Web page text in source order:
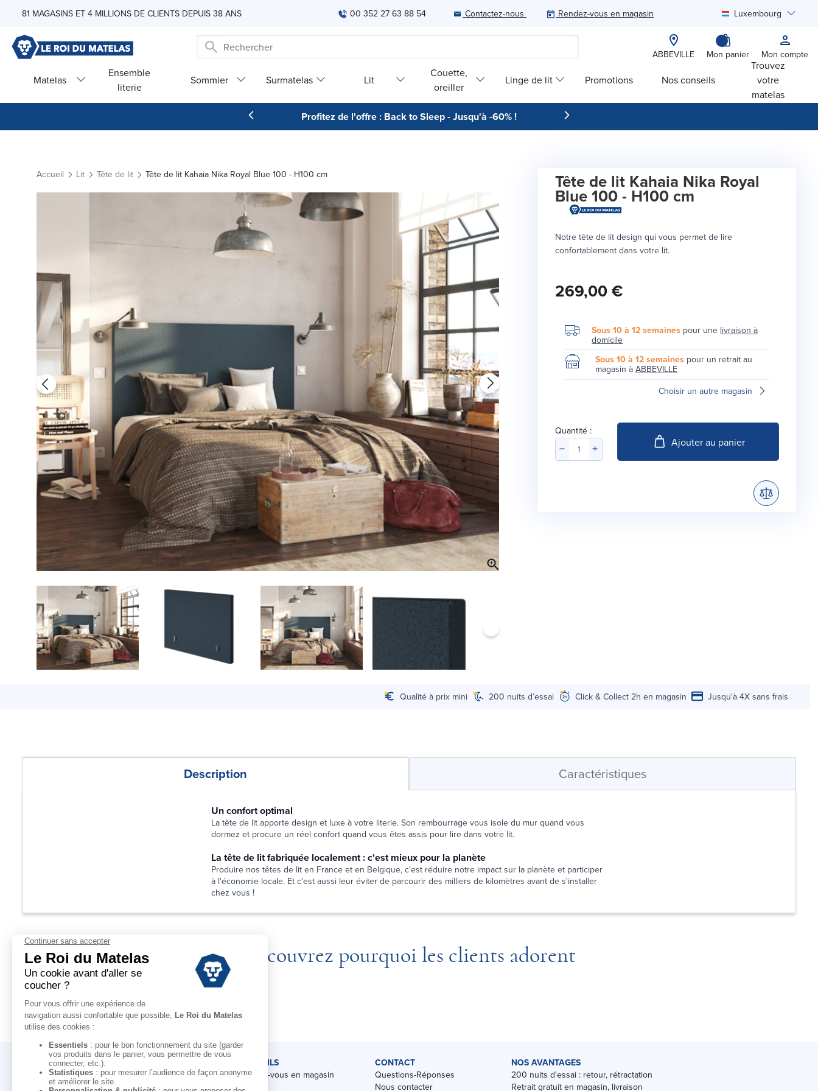
81 MAGASINS ET 4 MILLIONS DE CLIENTS DEPUIS 38 ANS 00 352 27 63 88 54 Contactez-nous Rendez-vous en magasin Luxembourg
ABBEVILLE Mon panier Mon compte
Matelas
Ensemble
literie
Sommier Surmatelas Lit
Couette,
oreiller
Linge de lit Promotions Nos conseils
Trouvez
votre
matelas
Profitez de l'offre : Back to Sleep - Jusqu'à -60% !
Accueil Lit Tête de lit Tête de lit Kahaia Nika Royal Blue 100 - H100 cm Tête de lit Kahaia Nika Royal
Blue 100 - H100 cm
Notre tête de lit design qui vous permet de lire
confortablement dans votre lit.
269,00 €
Sous 10 à 12 semaines pour une livraison à
domicile
Sous 10 à 12 semaines pour un retrait au
magasin à ABBEVILLE
Choisir un autre magasin
Quantité :
Ajouter au panier
Qualité à prix mini 200 nuits d’essai Click & Collect 2h en magasin Jusqu'à 4X sans frais
Description Caractéristiques
Un confort optimal
La tête de lit apporte design et luxe à votre literie. Son rembourrage vous isole du mur quand vous
dormez et procure un réel confort quand vous êtes assis pour lire dans votre lit.
La tête de lit fabriquée localement : c'est mieux pour la planète
Produire nos têtes de lit en France et en Belgique, c'est réduire notre impact sur la planète et participer
à l'économie locale. Et c'est aussi leur éviter de parcourir des milliers de kilomètres avant de s'installer
chez vous !
Découvrez pourquoi les clients adorent
LE ROI DU MATELAS
Notre histoire
Notre savoir-faire
CONSEILS
Rendez-vous en magasin
CONTACT
Questions-Réponses
Nous contacter
NOS AVANTAGES
200 nuits d'essai : retour, rétractation
Retrait gratuit en magasin, livraison